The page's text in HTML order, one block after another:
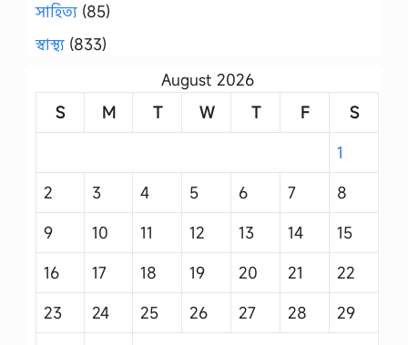
সাহিত্য(85)
স্বাস্থ্য(833)
August 2026
S
M T W T F
S
1
2
3 4 5 6 7
8
9
10 11 12 13 14
15
16
17 18 19 20 21
22
23
24 25 26 27 28
29